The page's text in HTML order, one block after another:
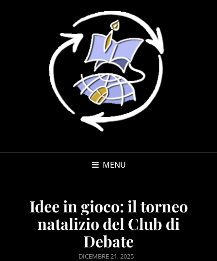
MENU
Idee in gioco: il torneo
natalizio del Club di
Debate
POSTED
DICEMBRE 21, 2025